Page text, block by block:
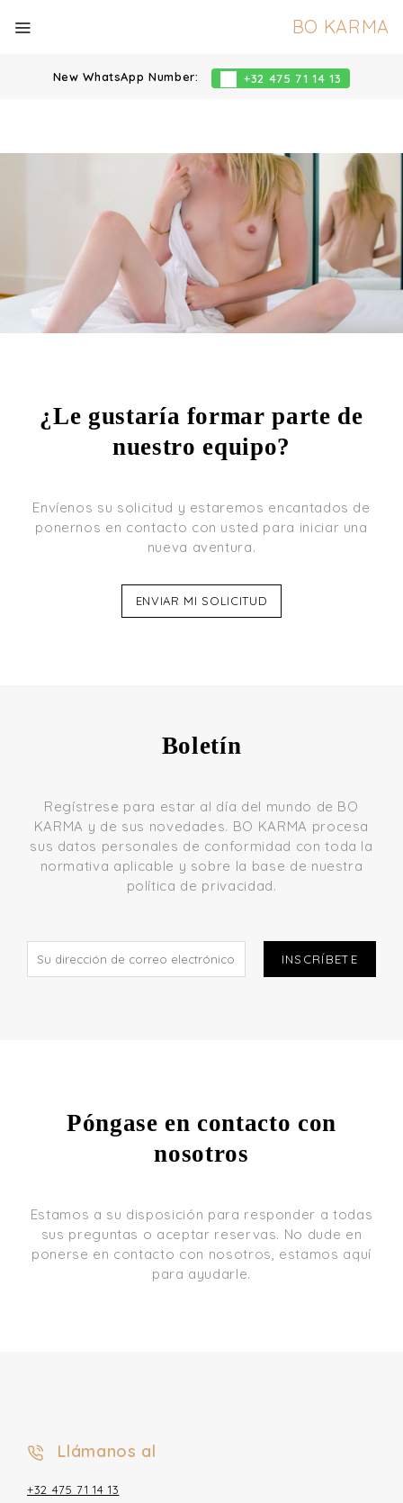
New WhatsApp Number: +32 475 71 14 13
BO KARMA
¿Le gustaría formar parte de
nuestro equipo?
Envíenos su solicitud y estaremos encantados de
ponernos en contacto con usted para iniciar una
nueva aventura.
ENVIAR MI SOLICITUD
Boletín
Regístrese para estar al día del mundo de BO
KARMA y de sus novedades. BO KARMA procesa
sus datos personales de conformidad con toda la
normativa aplicable y sobre la base de nuestra
política de privacidad.
INSCRÍBETE
Póngase en contacto con
nosotros
Estamos a su disposición para responder a todas
sus preguntas o aceptar reservas. No dude en
ponerse en contacto con nosotros, estamos aquí
para ayudarle.
Llámanos al
+32 475 71 14 13